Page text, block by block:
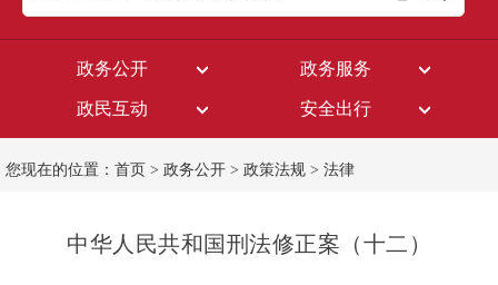
政务公开 政务服务
政民互动 安全出行
您现在的位置： 首页 > 政务公开 > 政策法规 > 法律
中华人民共和国刑法修正案（十二）